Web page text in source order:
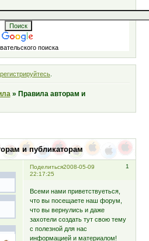
поиска
.
» Правила авторам и
и публикаторам
Поделиться 1
2008-05-09
22:17:25
Всеми нами приветствуеться,
что вы посещаете наш форум,
что вы вернулись и даже
захотели создать тут свою тему
с полезной для нас
информацией и материалом!